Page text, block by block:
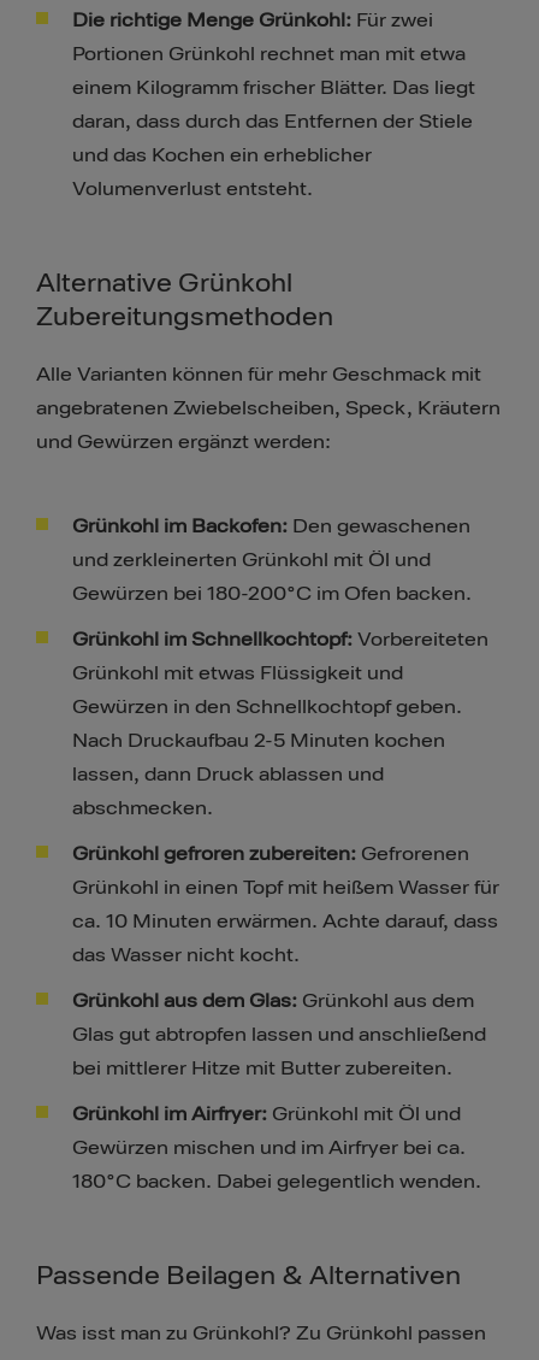
Die richtige Menge Grünkohl: Für zwei
Portionen Grünkohl rechnet man mit etwa
einem Kilogramm frischer Blätter. Das liegt
daran, dass durch das Entfernen der Stiele
und das Kochen ein erheblicher
Volumenverlust entsteht.
Alternative Grünkohl
Zubereitungsmethoden
Alle Varianten können für mehr Geschmack mit
angebratenen Zwiebelscheiben, Speck, Kräutern
und Gewürzen ergänzt werden:
Grünkohl im Backofen: Den gewaschenen
und zerkleinerten Grünkohl mit Öl und
Gewürzen bei 180-200°C im Ofen backen.
Grünkohl im Schnellkochtopf: Vorbereiteten
Grünkohl mit etwas Flüssigkeit und
Gewürzen in den Schnellkochtopf geben.
Nach Druckaufbau 2-5 Minuten kochen
lassen, dann Druck ablassen und
abschmecken.
Grünkohl gefroren zubereiten: Gefrorenen
Grünkohl in einen Topf mit heißem Wasser für
ca. 10 Minuten erwärmen. Achte darauf, dass
das Wasser nicht kocht.
Grünkohl aus dem Glas: Grünkohl aus dem
Glas gut abtropfen lassen und anschließend
bei mittlerer Hitze mit Butter zubereiten.
Grünkohl im Airfryer: Grünkohl mit Öl und
Gewürzen mischen und im Airfryer bei ca.
180°C backen. Dabei gelegentlich wenden.
Passende Beilagen & Alternativen
Was isst man zu Grünkohl? Zu Grünkohl passen